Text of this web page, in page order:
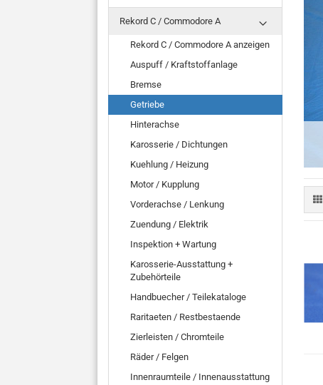
Rekord C / Commodore A
Rekord C / Commodore A anzeigen
Auspuff / Kraftstoffanlage
Bremse
Getriebe
Hinterachse
Karosserie / Dichtungen
Kuehlung / Heizung
Motor / Kupplung
Vorderachse / Lenkung
Zuendung / Elektrik
Inspektion + Wartung
Karosserie-Ausstattung +
Zubehörteile
Handbuecher / Teilekataloge
Raritaeten / Restbestaende
Zierleisten / Chromteile
Räder / Felgen
Innenraumteile / Innenausstattung